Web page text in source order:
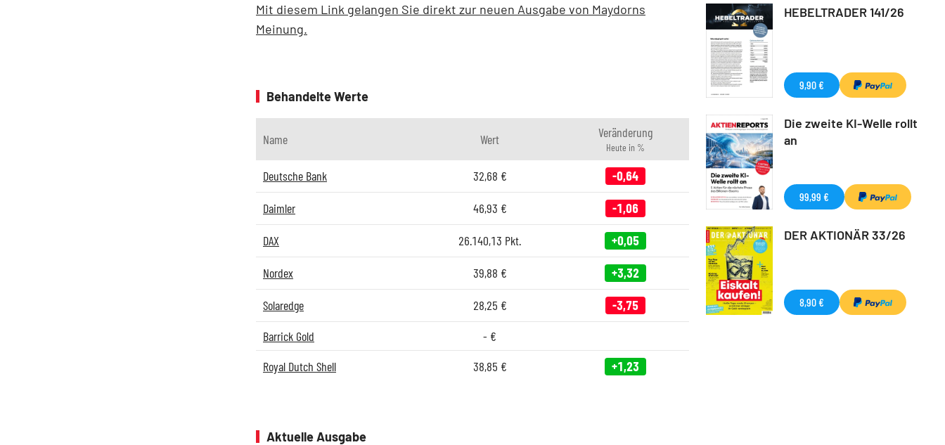
Mit diesem Link gelangen Sie direkt zur neuen Ausgabe von Maydorns
Meinung.
Behandelte Werte
Name Wert Veränderung
Heute in %
Deutsche Bank 32,68 € -0,64
Daimler 46,93 € -1,06
DAX 26.140,13 Pkt. +0,05
Nordex 39,88 € +3,32
Solaredge 28,25 €
-3,75
Barrick Gold
- €
Royal Dutch Shell
38,85 € +1,23
Aktuelle Ausgabe
HEBELTRADER 141/26
9,90 €
Die zweite KI-Welle rollt
an
99,99 €
DER AKTIONÄR 33/26
8,90 €